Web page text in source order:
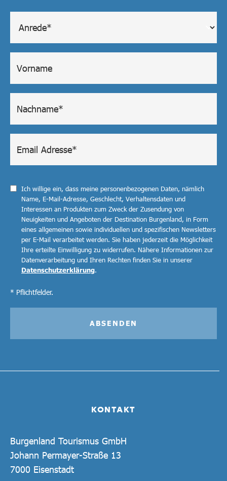
KONTAKT
Burgenland Tourismus GmbH
Johann Permayer-Straße 13
7000 Eisenstadt
Ich willige ein, dass meine personenbezogenen Daten, nämlich
Name, E-Mail-Adresse, Geschlecht, Verhaltensdaten und
Interessen an Produkten zum Zweck der Zusendung von
Neuigkeiten und Angeboten der Destination Burgenland, in Form
eines allgemeinen sowie individuellen und spezifischen Newsletters
per E-Mail verarbeitet werden. Sie haben jederzeit die Möglichkeit
Ihre erteilte Einwilligung zu widerrufen. Nähere Informationen zur
Datenverarbeitung und Ihren Rechten finden Sie in unserer
Datenschutzerklärung.
* Pflichtfelder.
ABSENDEN